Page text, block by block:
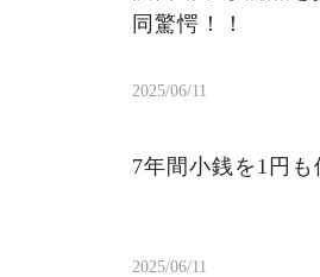
同驚愕！！
2025/06/11
7年間小銭を1円
2025/06/11